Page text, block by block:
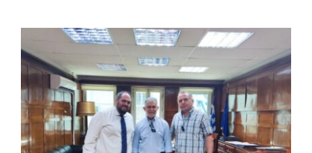
Προβολή
μεγαλύτερης
εικόνας